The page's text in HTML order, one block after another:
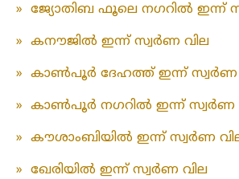
» ജ്യോതിബ ഫൂലെ നഗറിൽ ഇന്ന്
» കനൗജിൽ ഇന്ന് സ്വർണ വില
» കാൺപൂർ ദേഹത്ത് ഇന്ന് സ്വർണ
» കാൺപൂർ നഗറിൽ ഇന്ന് സ്വർണ
» കൗശാംബിയിൽ ഇന്ന് സ്വർണ
» ഖേരിയിൽ ഇന്ന് സ്വർണ വില